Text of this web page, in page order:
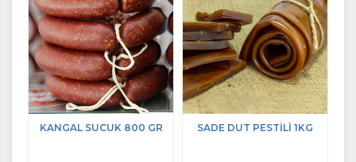
KANGAL SUCUK 800 GR SADE DUT PESTİLİ 1KG